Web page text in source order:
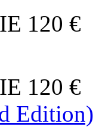
120 €
120 €
Edition)